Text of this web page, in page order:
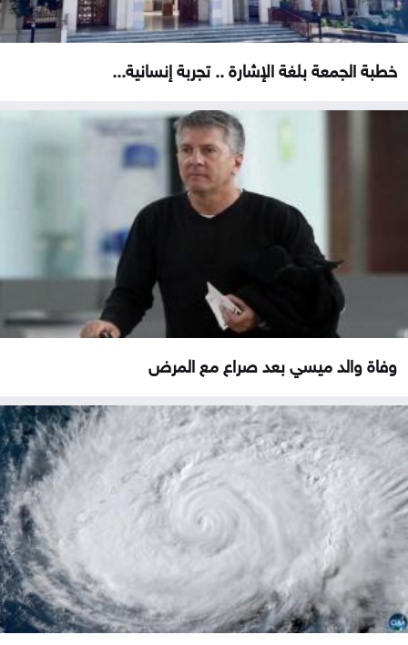
خطبة الجمعة بلغة الإشارة .. تجربة إنسانية...
وفاة والد ميسي بعد صراع مع المرض